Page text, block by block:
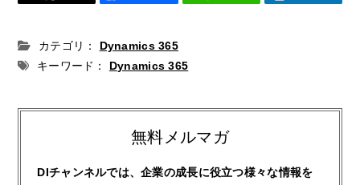
カテゴリ：
Dynamics 365
キーワード：
Dynamics 365
無料メルマガ
DIチャンネルでは、企業の成長に役立つ様々な情報を